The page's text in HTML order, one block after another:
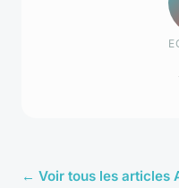
← Voir tous les articles